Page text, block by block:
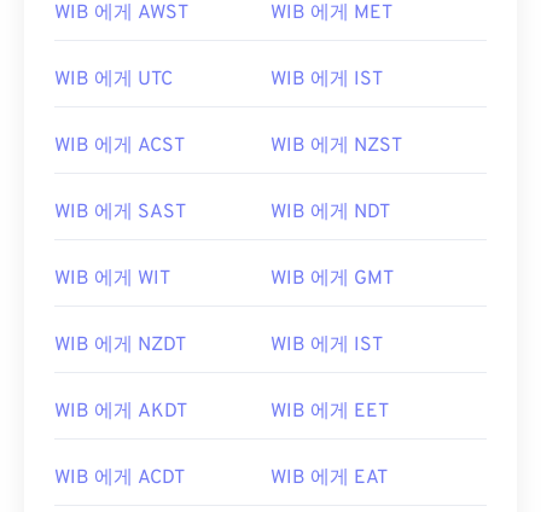
WIB 에게 AWST WIB 에게 MET
WIB 에게 UTC WIB 에게 IST
WIB 에게 ACST WIB 에게 NZST
WIB 에게 SAST WIB 에게 NDT
WIB 에게 WIT WIB 에게 GMT
WIB 에게 NZDT WIB 에게 IST
WIB 에게 AKDT WIB 에게 EET
WIB 에게 ACDT WIB 에게 EAT